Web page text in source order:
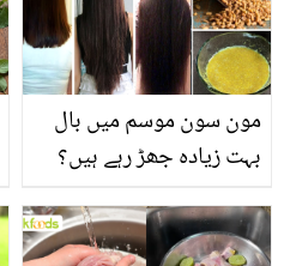
مون سون موسم میں بال
بہت زیادہ جھڑ رہے ہیں؟
بنانے کے چند قدرتی طریقے